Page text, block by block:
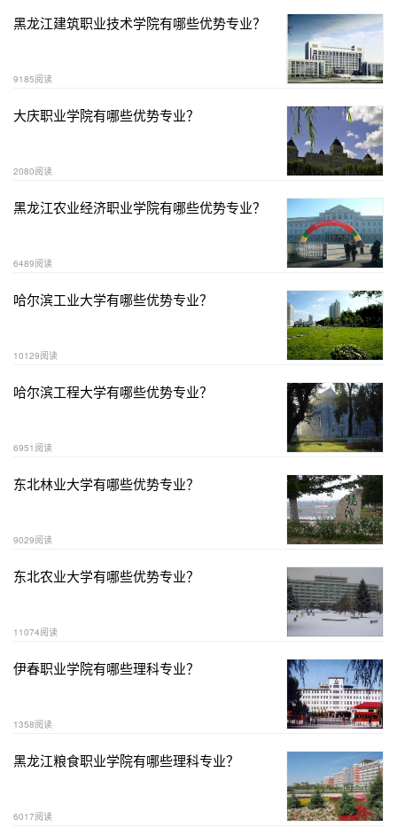
黑龙江建筑职业技术学院有哪些优势专业？
9185阅读
大庆职业学院有哪些优势专业？
2080阅读
黑龙江农业经济职业学院有哪些优势专业？
6489阅读
哈尔滨工业大学有哪些优势专业？
10129阅读
哈尔滨工程大学有哪些优势专业？
6951阅读
东北林业大学有哪些优势专业？
9029阅读
东北农业大学有哪些优势专业？
11074阅读
伊春职业学院有哪些理科专业？
1358阅读
黑龙江粮食职业学院有哪些理科专业？
6017阅读